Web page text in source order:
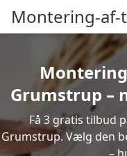
Montering-
Grumstrup –
Få 3 gratis tilbud
Grumstrup. Vælg den